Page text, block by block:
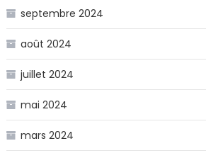
septembre 2024
août 2024
juillet 2024
mai 2024
mars 2024